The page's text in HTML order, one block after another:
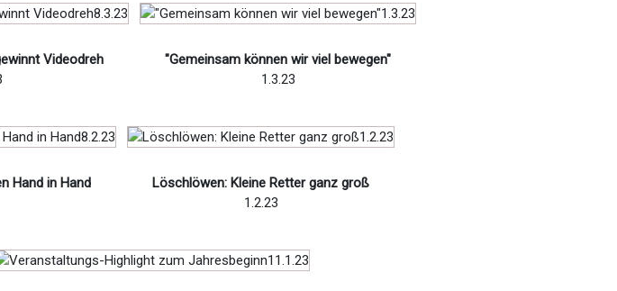
Videodreh
"Gemeinsam können wir viel bewegen"
1.3.23
Hand in Hand
Löschlöwen: Kleine Retter ganz groß
1.2.23